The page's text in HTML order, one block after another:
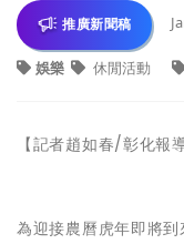
推廣新聞稿
娛樂 休閒活動
【記者趙如春/彰化報導
為迎接農曆虎年即將到